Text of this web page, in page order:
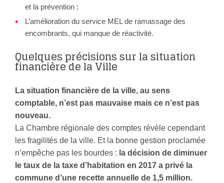
et la prévention ;
L’amélioration du service MEL de ramassage des
encombrants, qui manque de réactivité.
Quelques précisions sur la situation
financière de la Ville
La situation financière de la ville, au sens
comptable, n’est pas mauvaise mais ce n’est pas
nouveau.
La Chambre régionale des comptes révèle cependant
les fragilités de la ville. Et la bonne gestion proclamée
n’empêche pas les bourdes : la décision de diminuer
le taux de la taxe d’habitation en 2017 a privé la
commune d’une recette annuelle de 1,5 million.